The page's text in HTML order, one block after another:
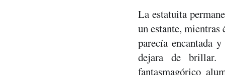
La estatuita
un estante,
parecía encantada
dejara de brillar.
fantasmagórico